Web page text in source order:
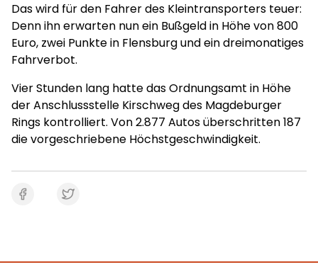
Das wird für den Fahrer des Kleintransporters teuer:
Denn ihn erwarten nun ein Bußgeld in Höhe von 800
Euro, zwei Punkte in Flensburg und ein dreimonatiges
Fahrverbot.
Vier Stunden lang hatte das Ordnungsamt in Höhe
der Anschlussstelle Kirschweg des Magdeburger
Rings kontrolliert. Von 2.877 Autos überschritten 187
die vorgeschriebene Höchstgeschwindigkeit.